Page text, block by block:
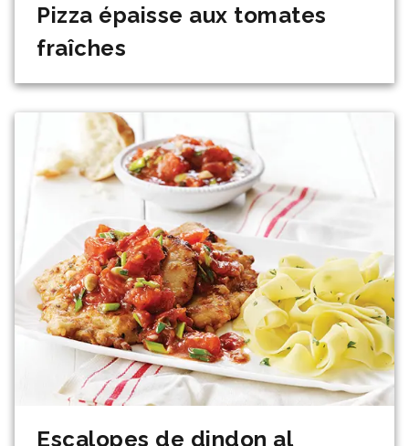
Pizza épaisse aux tomates
fraîches
Escalopes de dindon al